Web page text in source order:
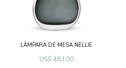
LÁMPARA DE MESA NELLIE
US$ 483.00